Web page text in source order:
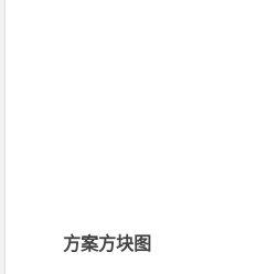
方案方块图